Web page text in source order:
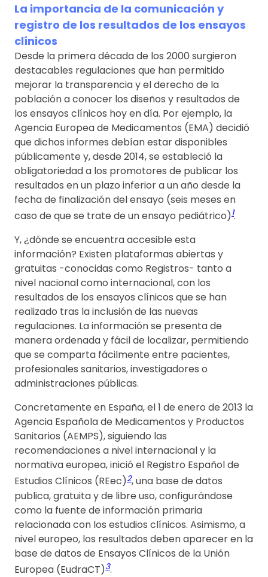
La importancia de la comunicación y
registro de los resultados de los ensayos
clínicos
Desde la primera década de los 2000 surgieron
destacables regulaciones que han permitido
mejorar la transparencia y el derecho de la
población a conocer los diseños y resultados de
los ensayos clínicos hoy en día. Por ejemplo, la
Agencia Europea de Medicamentos (EMA) decidió
que dichos informes debían estar disponibles
públicamente y, desde 2014, se estableció la
obligatoriedad a los promotores de publicar los
resultados en un plazo inferior a un año desde la
fecha de finalización del ensayo (seis meses en
caso de que se trate de un ensayo pediátrico)1.
Y, ¿dónde se encuentra accesible esta
información? Existen plataformas abiertas y
gratuitas -conocidas como Registros- tanto a
nivel nacional como internacional, con los
resultados de los ensayos clínicos que se han
realizado tras la inclusión de las nuevas
regulaciones. La información se presenta de
manera ordenada y fácil de localizar, permitiendo
que se comparta fácilmente entre pacientes,
profesionales sanitarios, investigadores o
administraciones públicas.
Concretamente en España, el 1 de enero de 2013 la
Agencia Española de Medicamentos y Productos
Sanitarios (AEMPS), siguiendo las
recomendaciones a nivel internacional y la
normativa europea, inició el Registro Español de
Estudios Clínicos (REec)2, una base de datos
publica, gratuita y de libre uso, configurándose
como la fuente de información primaria
relacionada con los estudios clínicos. Asimismo, a
nivel europeo, los resultados deben aparecer en la
base de datos de Ensayos Clínicos de la Unión
Europea (EudraCT)3.